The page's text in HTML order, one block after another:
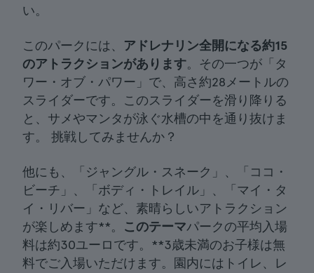
い。
このパークには、 アドレナリン全開になる約15
のアトラクションがあります。その一つが「タ
ワー・オブ・パワー」で、高さ約28メートルの
スライダーです。このスライダーを滑り降りる
と、サメやマンタが泳ぐ水槽の中を通り抜けま
す。 挑戦してみませんか？
他にも、「ジャングル・スネーク」、「ココ・
ビーチ」、「ボディ・トレイル」、「マイ・タ
イ・リバー」など、素晴らしいアトラクション
が楽しめます**。 このテーマパークの平均入場
料は約30ユーロです。**3歳未満のお子様は無
料でご入場いただけます。園内にはトイレ、レ